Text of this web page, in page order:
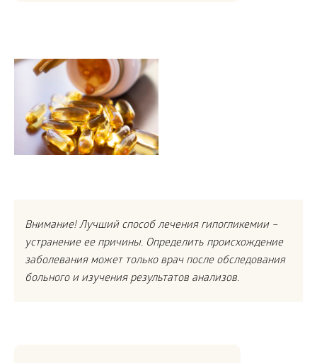
Внимание! Лучший способ лечения гипогликемии –
устранение ее причины. Определить происхождение
заболевания может только врач после обследования
больного и изучения результатов анализов.